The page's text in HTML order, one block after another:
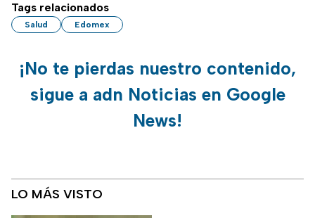
Tags relacionados
Salud Edomex
¡No te pierdas nuestro contenido,
sigue a adn Noticias en Google
News!
LO MÁS VISTO